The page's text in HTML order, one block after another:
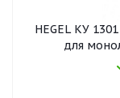
HEGEL КУ 1301 Коробка монтажная, универсальная